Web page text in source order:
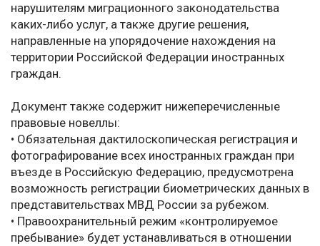
нарушителям миграционного законодательства
каких-либо услуг, а также другие решения,
направленные на упорядочение нахождения на
территории Российской Федерации иностранных
граждан.
Документ также содержит нижеперечисленные
правовые новеллы:
• Обязательная дактилоскопическая регистрация и
фотографирование всех иностранных граждан при
въезде в Российскую Федерацию, предусмотрена
возможность регистрации биометрических данных в
представительствах МВД России за рубежом.
• Правоохранительный режим «контролируемое
пребывание» будет устанавливаться в отношении